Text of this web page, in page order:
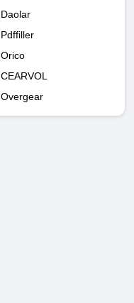
Daolar
Pdffiller
Orico
CEARVOL
Overgear